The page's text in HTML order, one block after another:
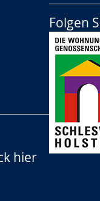
Folgen
hier